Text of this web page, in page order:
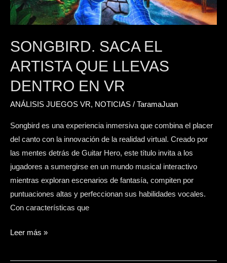
SONGBIRD. SACA EL
ARTISTA QUE LLEVAS
DENTRO EN VR
ANÁLISIS JUEGOS VR, NOTICIAS / TaramaJuan
Songbird es una experiencia inmersiva que combina el placer
del canto con la innovación de la realidad virtual. Creado por
las mentes detrás de Guitar Hero, este título invita a los
jugadores a sumergirse en un mundo musical interactivo
mientras exploran escenarios de fantasía, compiten por
puntuaciones altas y perfeccionan sus habilidades vocales.
Con características que
VR
Leer más »